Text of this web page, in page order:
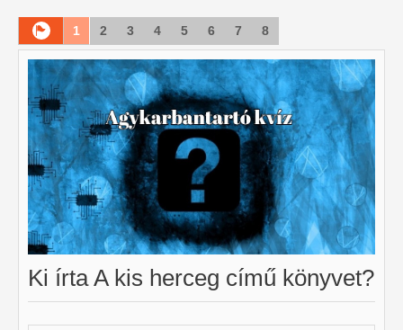
1 2 3 4 5 6 7 8
Ki írta A kis herceg című könyvet?